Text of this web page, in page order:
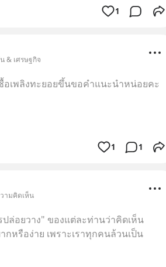
1
& เศรษฐกิจ
อเพลิงทะยอยขึ้นขอคำแนะนำหน่อยคะ
1 1
วามคิดเห็น
ล่อยวาง" ของแต่ละท่านว่าคิดเห็น
หรือง่าย เพราะเราทุกคนล้วนเป็น